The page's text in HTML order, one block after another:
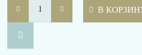
Сейфы для дома
Мини-бары для дома
В